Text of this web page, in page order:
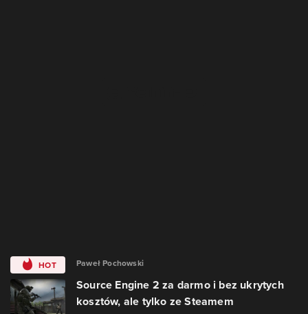
HOT Paweł Pochowski
Source Engine 2 za darmo i bez ukrytych
kosztów, ale tylko ze Steamem